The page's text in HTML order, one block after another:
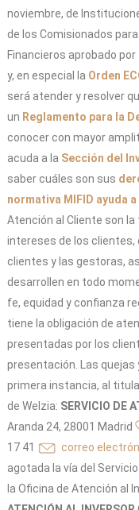
noviembre, de
de los Comisionados
Financieros aprobado por
y, en especial la Orden
será atender y resolver
un Reglamento para la
conocer con mayor
acuda a la Sección del
saber cuáles son sus
normativa MIFID ayuda
Atención al Cliente son
intereses de los clientes,
clientes y las gestoras,
desarrollen en todo
fe, equidad y confianza
tiene la obligación de
presentadas por los
presentación. Las quejas
primera instancia, al
de Welzia: SERVICIO DE
Aranda 24, 28001 Madrid
17 41
correo
agotada la vía del
la Oficina de Atención al